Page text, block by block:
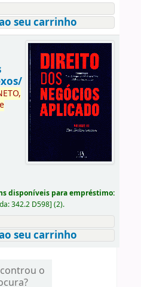
seu carrinho
disponíveis para empréstimo:
342.2 D598] (2).
seu carrinho
o